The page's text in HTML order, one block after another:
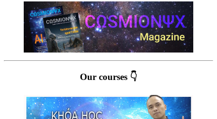
Our courses 👇